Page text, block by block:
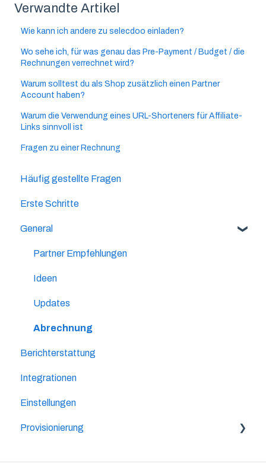
Verwandte Artikel
Wie kann ich andere zu selecdoo einladen?
Wo sehe ich, für was genau das Pre-Payment / Budget / die
Rechnungen verrechnet wird?
Warum solltest du als Shop zusätzlich einen Partner
Account haben?
Warum die Verwendung eines URL-Shorteners für Affiliate-
Links sinnvoll ist
Fragen zu einer Rechnung
Häufig gestellte Fragen
Erste Schritte
General
Partner Empfehlungen
Ideen
Updates
Abrechnung
Berichterstattung
Integrationen
Einstellungen
Provisionierung